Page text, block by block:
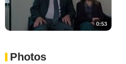
0:53
Photos